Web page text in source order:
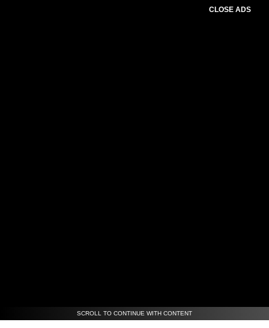
CLOSE ADS
SCROLL TO CONTINUE WITH CONTENT